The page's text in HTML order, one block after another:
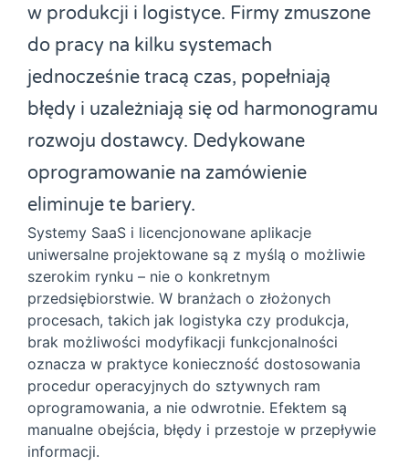
w produkcji i logistyce. Firmy zmuszone
do pracy na kilku systemach
jednocześnie tracą czas, popełniają
błędy i uzależniają się od harmonogramu
rozwoju dostawcy. Dedykowane
oprogramowanie na zamówienie
eliminuje te bariery.
Systemy SaaS i licencjonowane aplikacje
uniwersalne projektowane są z myślą o możliwie
szerokim rynku – nie o konkretnym
przedsiębiorstwie. W branżach o złożonych
procesach, takich jak logistyka czy produkcja,
brak możliwości modyfikacji funkcjonalności
oznacza w praktyce konieczność dostosowania
procedur operacyjnych do sztywnych ram
oprogramowania, a nie odwrotnie. Efektem są
manualne obejścia, błędy i przestoje w przepływie
informacji.